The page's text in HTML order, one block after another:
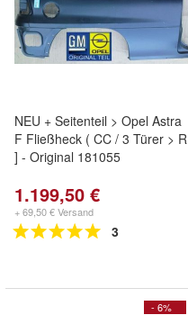
NEU + Seitenteil > Opel Astra
F Fließheck ( CC / 3 Türer > R
] - Original 181055
1.199,50 €
+ 69,50 € Versand
3
- 6%